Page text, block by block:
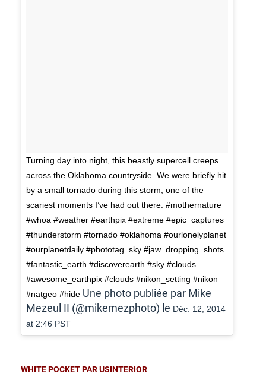
Turning day into night, this beastly supercell creeps
across the Oklahoma countryside. We were briefly hit
by a small tornado during this storm, one of the
scariest moments I’ve had out there. #mothernature
#whoa #weather #earthpix #extreme #epic_captures
#thunderstorm #tornado #oklahoma #ourlonelyplanet
#ourplanetdaily #phototag_sky #jaw_dropping_shots
#fantastic_earth #discoverearth #sky #clouds
#awesome_earthpix #clouds #nikon_setting #nikon
#natgeo #hide Une photo publiée par Mike
Mezeul II (@mikemezphoto) le Déc. 12, 2014
at 2:46 PST
WHITE POCKET PAR USINTERIOR